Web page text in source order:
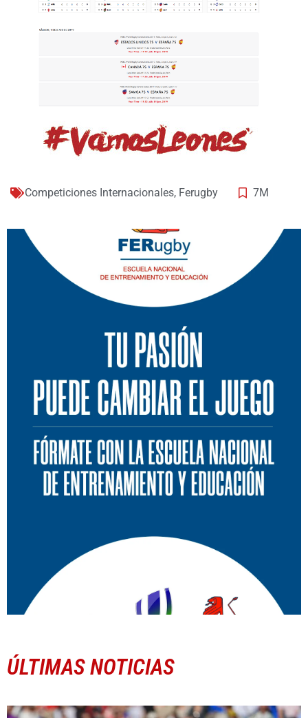
Competiciones Internacionales, Ferugby 7M
ÚLTIMAS NOTICIAS